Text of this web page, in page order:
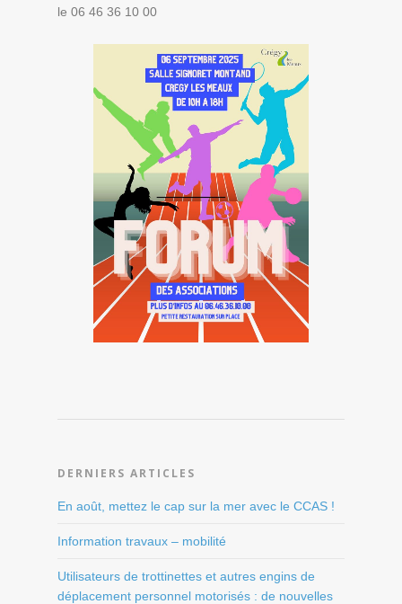
le 06 46 36 10 00
DERNIERS ARTICLES
En août, mettez le cap sur la mer avec le CCAS !
Information travaux – mobilité
Utilisateurs de trottinettes et autres engins de
déplacement personnel motorisés : de nouvelles